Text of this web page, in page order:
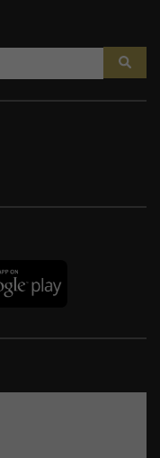
Wie kann ich dir helfen?
Monat, inkl. Content,